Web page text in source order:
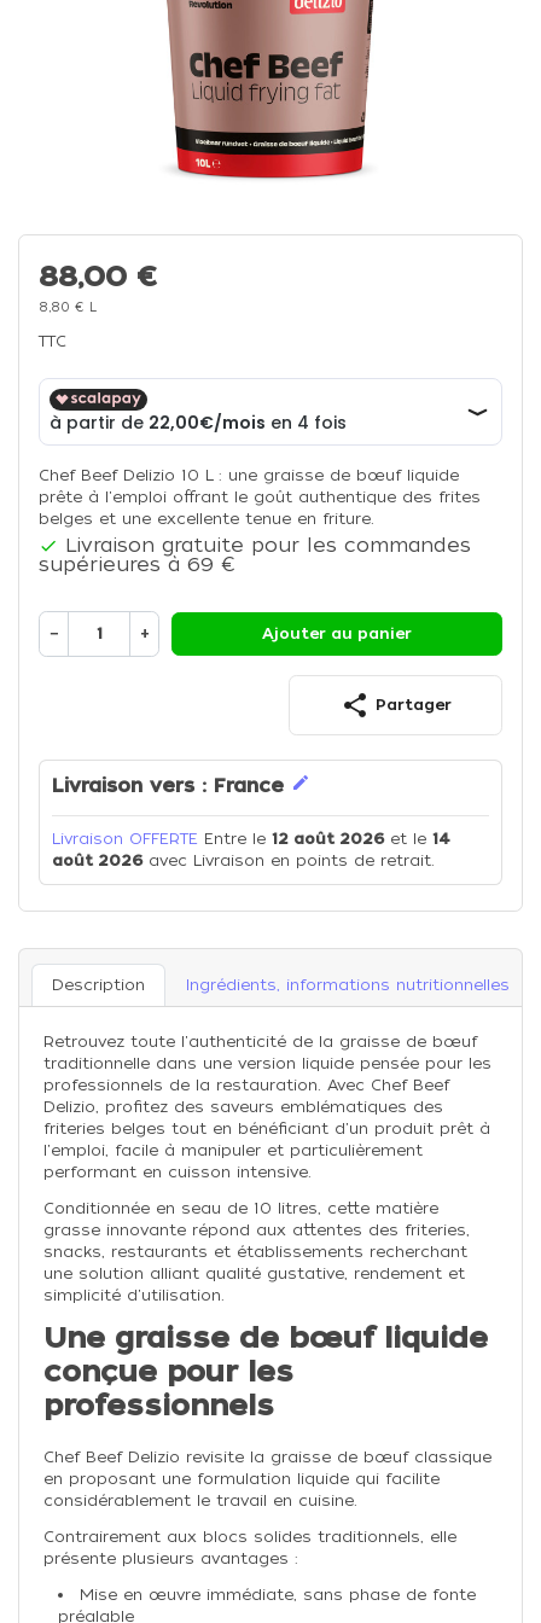
88,00 €
8,80 € L
TTC
Chef Beef Delizio 10 L : une graisse de bœuf liquide
prête à l'emploi offrant le goût authentique des frites
belges et une excellente tenue en friture.
 Livraison gratuite pour les commandes
supérieures à 69 €
− + Ajouter au panier
share Partager
Livraison vers : France edit
Livraison OFFERTE Entre le 12 août 2026et le 14
août 2026avec Livraison en points de retrait.
Description Ingrédients, informations nutritionnelles
Retrouvez toute l'authenticité de la graisse de bœuf
traditionnelle dans une version liquide pensée pour les
professionnels de la restauration. Avec Chef Beef
Delizio, profitez des saveurs emblématiques des
friteries belges tout en bénéficiant d'un produit prêt à
l'emploi, facile à manipuler et particulièrement
performant en cuisson intensive.
Conditionnée en seau de 10 litres, cette matière
grasse innovante répond aux attentes des friteries,
snacks, restaurants et établissements recherchant
une solution alliant qualité gustative, rendement et
simplicité d'utilisation.
Une graisse de bœuf liquide
conçue pour les
professionnels
Chef Beef Delizio revisite la graisse de bœuf classique
en proposant une formulation liquide qui facilite
considérablement le travail en cuisine.
Contrairement aux blocs solides traditionnels, elle
présente plusieurs avantages :
Mise en œuvre immédiate, sans phase de fonte
préalable